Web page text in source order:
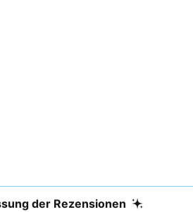
der Rezensionen